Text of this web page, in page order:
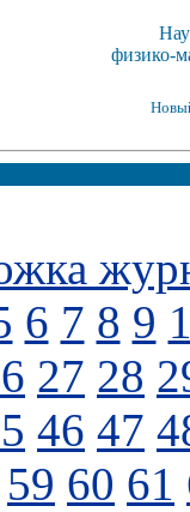
физико-
6 7 8 9
27 28
46 47
59 60 61